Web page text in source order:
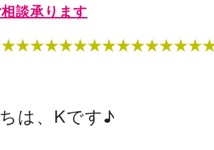
談承ります
は、Kです♪